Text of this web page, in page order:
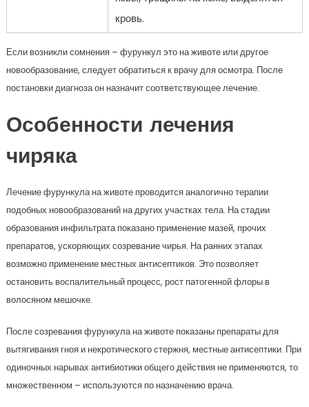
кровь.
Если возникли сомнения – фурункул это на животе или другое
новообразование, следует обратиться к врачу для осмотра. После
постановки диагноза он назначит соответствующее лечение.
Особенности лечения
чиряка
Лечение фурункула на животе проводится аналогично терапии
подобных новообразований на других участках тела. На стадии
образования инфильтрата показано применение мазей, прочих
препаратов, ускоряющих созревание чирья. На ранних этапах
возможно применение местных антисептиков. Это позволяет
остановить воспалительный процесс, рост патогенной флоры в
волосяном мешочке.
После созревания фурункула на животе показаны препараты для
вытягивания гноя и некротического стержня, местные антисептики. При
одиночных нарывах антибиотики общего действия не применяются, то
множественном – используются по назначению врача.